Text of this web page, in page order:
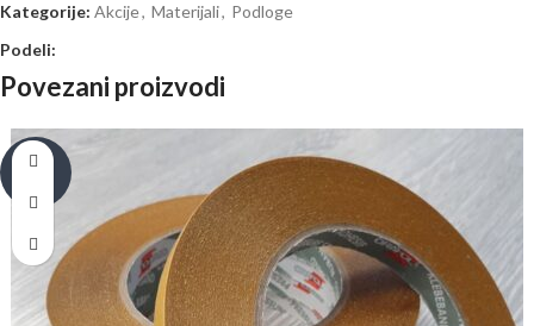
Kategorije: Akcije, Materijali, Podloge
Podeli:
Povezani proizvodi